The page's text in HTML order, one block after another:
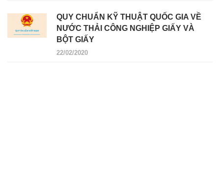
QUY CHUẨN KỸ THUẬT QUỐC GIA VỀ
NƯỚC THẢI CÔNG NGHIỆP GIẤY VÀ
BỘT GIẤY
22/02/2020